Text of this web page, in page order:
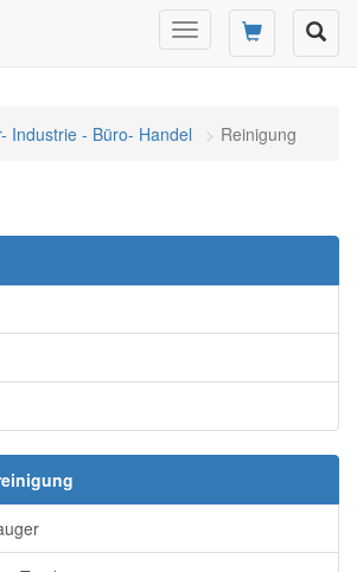
Navigation
umschalten
Industrie - Büro- Handel Reinigung